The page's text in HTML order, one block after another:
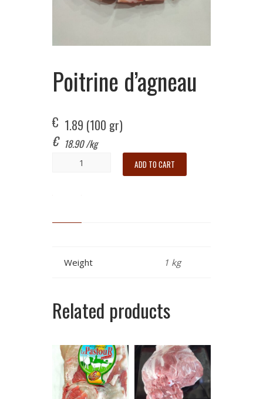
Poitrine d’agneau
€ 1.89 (100 gr)
€ 18.90/kg
ADD TO CART
Weight 1 kg
Related products